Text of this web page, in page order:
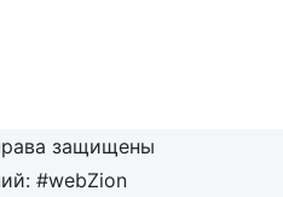
защищены
#webZion